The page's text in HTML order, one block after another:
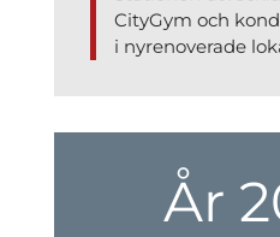
CityGym och
i nyrenoverade
År